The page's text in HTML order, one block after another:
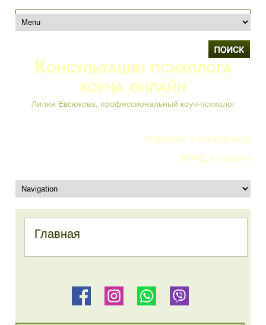
Консультации психолога
коуча онлайн
Лилия Евсюкова, профессиональный коуч-психолог
ТЕЛЕФОН: 8-913-009-0670
SKYPE: l.evsukova
Главная